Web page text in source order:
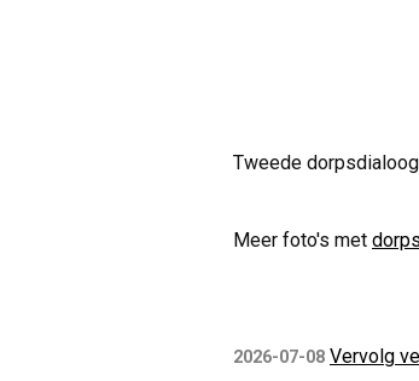
Tweede
Meer foto's met
2026-07-08 Vervolg